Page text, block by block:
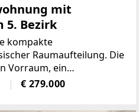
mit
5. Bezirk
kompakte
Raumaufteilung. Die
Vorraum, ein
Küche sowie ein
sich gut als kombinierter
€ 279.000